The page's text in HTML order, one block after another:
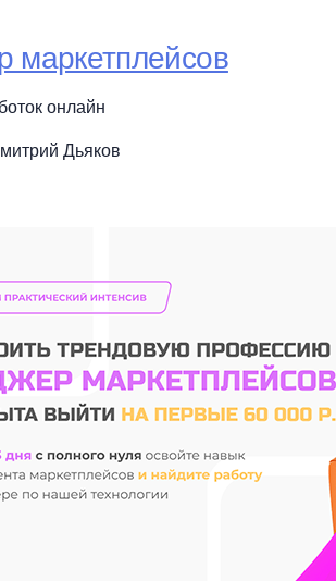
маркетплейсов
онлайн
Дьяков